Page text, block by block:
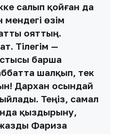
салып қойған да
мендегі өзім
ояттың.
Тілегім —
барша
шалқып, тек
Дархан осындай
Теңіз, самал
қыздырыну,
Фариза